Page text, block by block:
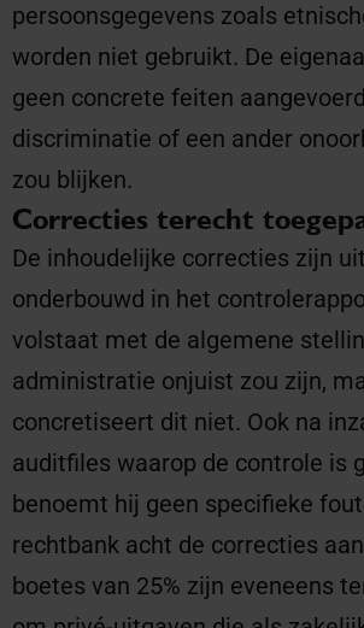
persoonsgegevens zoals
worden niet gebruikt. De
geen concrete feiten
discriminatie of een ander
zou blijken.
Correcties terecht
De inhoudelijke correcties zijn
onderbouwd in het
volstaat met de algemene
administratie onjuist zou zijn,
concretiseert dit niet. Ook na
auditfiles waarop de controle is
benoemt hij geen specifieke
rechtbank acht de correcties
boetes van 25% zijn eveneens